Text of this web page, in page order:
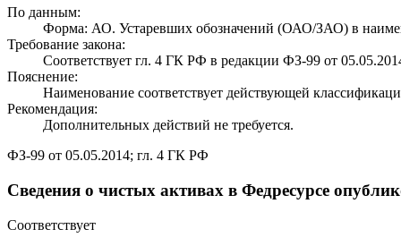
По данным:
Форма: АО. Устаревших обозначений (ОАО/ЗАО) в
Требование закона:
Соответствует гл. 4 ГК РФ в редакции ФЗ-99 от
Пояснение:
Наименование соответствует действующей
Рекомендация:
Дополнительных действий не требуется.
ФЗ-99 от 05.05.2014; гл. 4 ГК РФ
Сведения о чистых активах в Федресурсе
Соответствует